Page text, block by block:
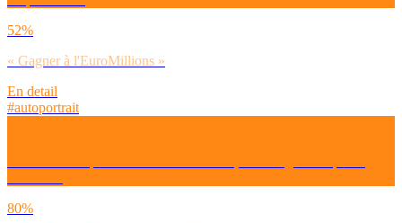
52%
« Gagner à l'EuroMillions »
En detail
#autoportrait
80%